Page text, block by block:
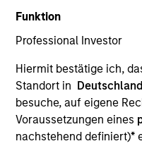
Funktion
Professional Investor
Hiermit bestätige ich,
Standort in Deutschland
besuche, auf eigene
Voraussetzungen eines
nachstehend definiert)*
Meet
Kenneth
Managing